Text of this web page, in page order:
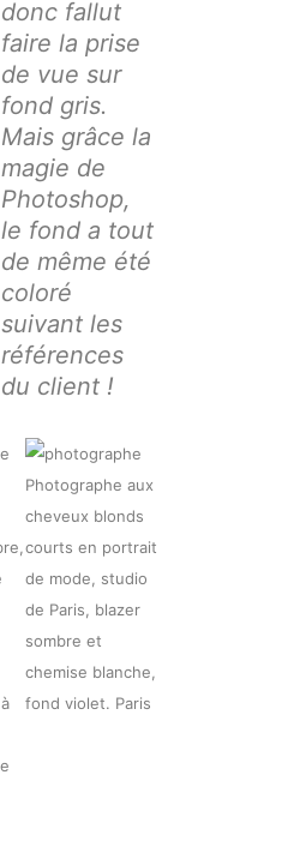
donc fallut
faire la prise
de vue sur
fond gris.
Mais grâce la
magie de
Photoshop,
le fond a tout
de même été
coloré
suivant les
références
du client !